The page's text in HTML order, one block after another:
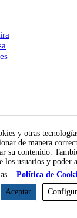
y otras
de manera
su contenido.
los usuarios y poder
Política de
Aceptar